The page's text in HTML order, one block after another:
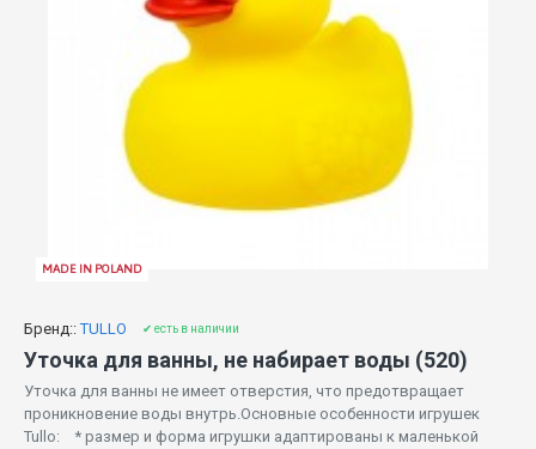
MADE IN POLAND
Бренд:: TULLO ✔ есть в наличии
Уточка для ванны, не набирает воды (520)
Уточка для ванны не имеет отверстия, что предотвращает
проникновение воды внутрь.Основные особенности игрушек
Tullo: * размер и форма игрушки адаптированы к маленькой